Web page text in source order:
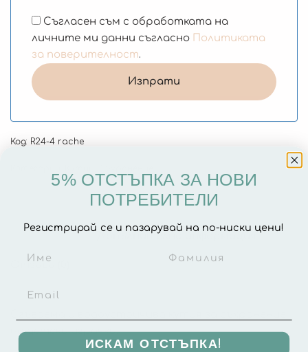
Съгласен съм с обработката на
личните ми данни съгласно Политиката
за поверителност.
Код: R24-4 rache
Описание Допълнителна информация
Отзиви (0)
на детски играчки.
5% ОТСТЪПКА ЗА НОВИ
ПОТРЕБИТЕЛИ
Регистрирай се и пазарувай на по-ниски цени!
ИСКАМ ОТСТЪПКА!